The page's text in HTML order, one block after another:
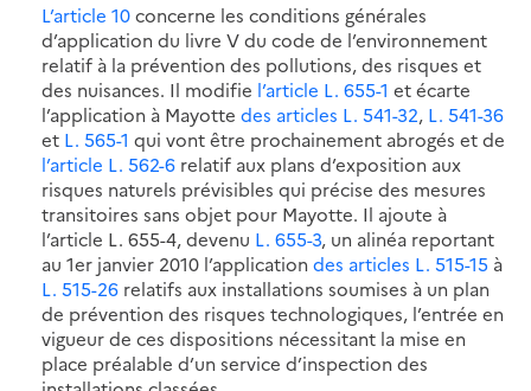
L’article 10concerne les conditions générales
d’application du livre V du code de l’environnement
relatif à la prévention des pollutions, des risques et
des nuisances. Il modifie l’article L. 655-1 et écarte
l’application à Mayotte des articles L. 541-32, L. 541-36
et L. 565-1 qui vont être prochainement abrogés et de
l’article L. 562-6 relatif aux plans d’exposition aux
risques naturels prévisibles qui précise des mesures
transitoires sans objet pour Mayotte. Il ajoute à
l’article L. 655-4, devenu L. 655-3, un alinéa reportant
au 1er janvier 2010 l’application des articles L. 515-15 à
L. 515-26 relatifs aux installations soumises à un plan
de prévention des risques technologiques, l’entrée en
vigueur de ces dispositions nécessitant la mise en
place préalable d’un service d’inspection des